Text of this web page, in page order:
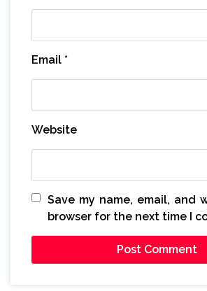
Email *
Website
Save my name, email, and
browser for the next time I